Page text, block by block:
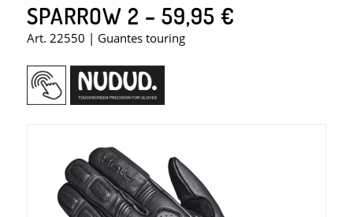
SPARROW 2 – 59,95 €
Art. 22550 | Guantes touring